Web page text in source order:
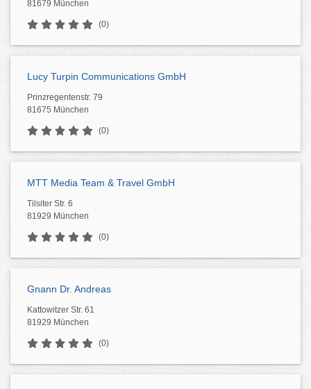
81679 München
(0)
Lucy Turpin Communications GmbH
Prinzregentenstr. 79
81675 München
(0)
MTT Media Team & Travel GmbH
Tilsiter Str. 6
81929 München
(0)
Gnann Dr. Andreas
Kattowitzer Str. 61
81929 München
(0)